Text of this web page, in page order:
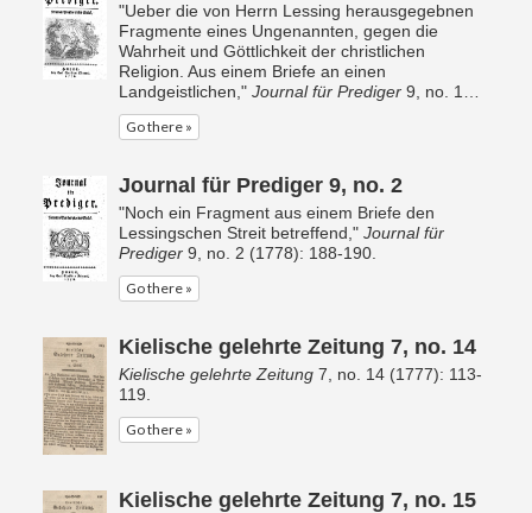
"Ueber die von Herrn Lessing herausgegebnen
Fragmente eines Ungenannten, gegen die
Wahrheit und Göttlichkeit der christlichen
Religion. Aus einem Briefe an einen
Landgeistlichen," Journal für Prediger 9, no. 1…
Go there »
Journal für Prediger 9, no. 2
"Noch ein Fragment aus einem Briefe den
Lessingschen Streit betreffend," Journal für
Prediger 9, no. 2 (1778): 188-190.
Go there »
Kielische gelehrte Zeitung 7, no. 14
Kielische gelehrte Zeitung 7, no. 14 (1777): 113-
119.
Go there »
Kielische gelehrte Zeitung 7, no. 15